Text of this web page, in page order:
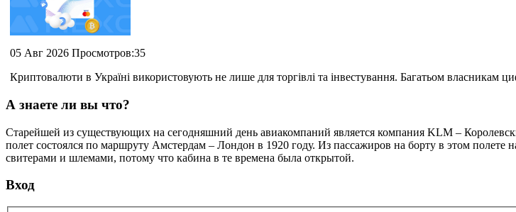
05 Авг 2026 Просмотров:35
Криптовалюти в Україні використовують не лише для торгівлі та інвестування. Багатьом власникам
А знаете ли вы что?
Cтарейшей из существующих на сегодняшний день авиакомпаний является компания KLM –
полет состоялся по маршруту Амстердам – Лондон в 1920 году. Из пассажиров на борту в этом полете
свитерами и шлемами, потому что кабина в те времена была открытой.
Вход